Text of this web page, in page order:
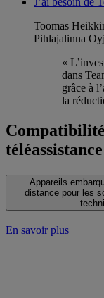
Toomas
Pihlajalinna Oyj
«
dans
grâce à
la
Appareils
distance pour les
En savoir plus